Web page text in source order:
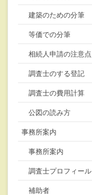
建築のための分筆
等価での分筆
相続人申請の注意点
調査士のする登記
調査士の費用計算
公図の読み方
事務所案内
事務所案内
調査士プロフィール
補助者